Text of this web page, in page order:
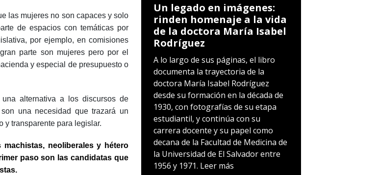
las mujeres no son capaces y solo
de espacios con temáticas por
por ejemplo, en comisiones
parte son mujeres pero por el
y especial de presupuesto o
alternativa a los discursos de
una necesidad que trazará un
y transparente para legislar.
neoliberales y hétero
paso son las candidatas que
Un legado en imágenes:
rinden homenaje a la vida
de la doctora María Isabel
Rodríguez
A lo largo de sus páginas, el libro
documenta la trayectoria de la
doctora María Isabel Rodríguez
desde su formación en la década de
1930, con fotografías de su etapa
estudiantil, y continúa con su
carrera docente y su papel como
decana de la Facultad de Medicina de
la Universidad de El Salvador entre
1956 y 1971. Leer más